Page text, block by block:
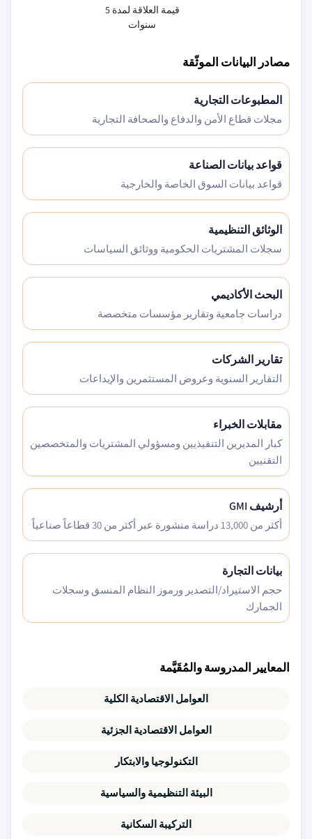
قيمة العلاقة لمدة 5
سنوات
مصادر البيانات الموثّقة
المطبوعات التجارية
مجلات قطاع الأمن والدفاع والصحافة التجارية
قواعد بيانات الصناعة
قواعد بيانات السوق الخاصة والخارجية
الوثائق التنظيمية
سجلات المشتريات الحكومية ووثائق السياسات
البحث الأكاديمي
دراسات جامعية وتقارير مؤسسات متخصصة
تقارير الشركات
التقارير السنوية وعروض المستثمرين والإيداعات
مقابلات الخبراء
كبار المديرين التنفيذيين ومسؤولي المشتريات والمتخصصين
التقنيين
أرشيف GMI
أكثر من 13,000 دراسة منشورة عبر أكثر من 30 قطاعاً صناعياً
بيانات التجارة
حجم الاستيراد/التصدير ورموز النظام المنسق وسجلات
الجمارك
المعايير المدروسة والمُقَيَّمة
العوامل الاقتصادية الكلية
العوامل الاقتصادية الجزئية
التكنولوجيا والابتكار
البيئة التنظيمية والسياسية
التركيبة السكانية